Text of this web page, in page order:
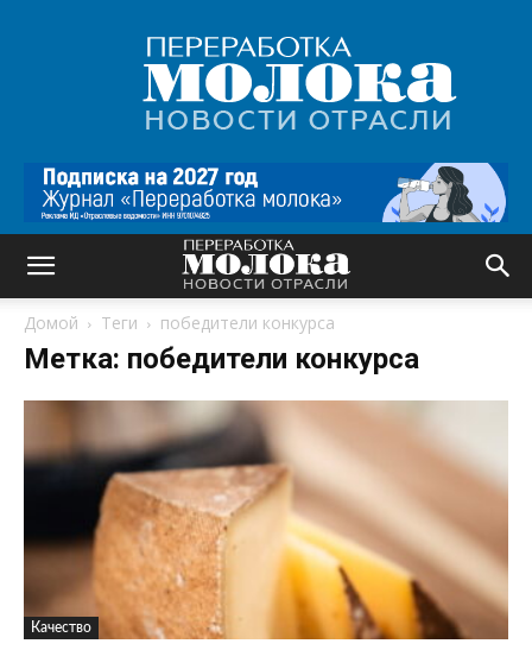
Переработка
молока
|
Новости
Домой Теги победители конкурса
Метка: победители конкурса
Качество